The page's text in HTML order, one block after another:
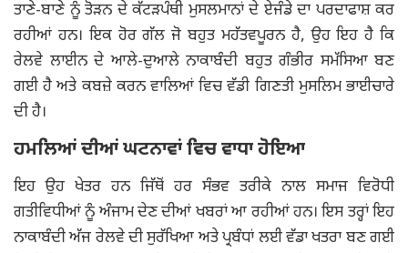
ਤਾਣੇ-ਬਾਣੇ ਨੂੰ ਤੋੜਨ ਦੇ ਕੱਟੜਪੰਥੀ ਮੁਸਲਮਾਨਾਂ ਦੇ ਏਜੰਡੇ ਦਾ ਪਰਦਾਫਾਸ਼ ਕਰ
ਰਹੀਆਂ ਹਨ। ਇਕ ਹੋਰ ਗੱਲ ਜੋ ਬਹੁਤ ਮਹੱਤਵਪੂਰਨ ਹੈ, ਉਹ ਇਹ ਹੈ ਕਿ
ਰੇਲਵੇ ਲਾਈਨ ਦੇ ਆਲੇ-ਦੁਆਲੇ ਨਾਕਾਬੰਦੀ ਬਹੁਤ ਗੰਭੀਰ ਸਮੱਸਿਆ ਬਣ
ਗਈ ਹੈ ਅਤੇ ਕਬਜ਼ੇ ਕਰਨ ਵਾਲਿਆਂ ਵਿਚ ਵੱਡੀ ਗਿਣਤੀ ਮੁਸਲਿਮ ਭਾਈਚਾਰੇ
ਦੀ ਹੈ।
ਹਮਲਿਆਂ ਦੀਆਂ ਘਟਨਾਵਾਂ ਵਿਚ ਵਾਧਾ ਹੋਇਆ
ਇਹ ਉਹ ਖੇਤਰ ਹਨ ਜਿੱਥੋਂ ਹਰ ਸੰਭਵ ਤਰੀਕੇ ਨਾਲ ਸਮਾਜ ਵਿਰੋਧੀ
ਗਤੀਵਿਧੀਆਂ ਨੂੰ ਅੰਜਾਮ ਦੇਣ ਦੀਆਂ ਖਬਰਾਂ ਆ ਰਹੀਆਂ ਹਨ। ਇਸ ਤਰ੍ਹਾਂ ਇਹ
ਨਾਕਾਬੰਦੀ ਅੱਜ ਰੇਲਵੇ ਦੀ ਸੁਰੱਖਿਆ ਅਤੇ ਪ੍ਰਬੰਧਾਂ ਲਈ ਵੱਡਾ ਖਤਰਾ ਬਣ ਗਈ